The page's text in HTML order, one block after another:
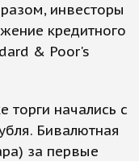
инвесторы
кредитного
& Poor's
начались с
Бивалютная
за первые